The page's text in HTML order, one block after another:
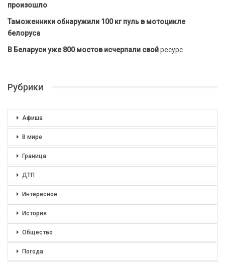
произошло
Таможенники обнаружили 100 кг пуль в мотоцикле
белоруса
В Беларуси уже 800 мостов исчерпали свойресурс
Рубрики
Афиша
В мире
Граница
ДТП
Интересное
История
Общество
Погода